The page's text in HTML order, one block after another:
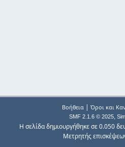
Βοήθεια| Όροι και
SMF 2.1.6 © 2025,
Η σελίδα δημιουργήθηκε σε 0.050
Μετρητής